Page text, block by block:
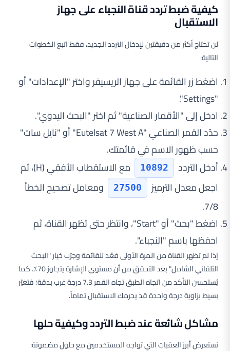
كيفية ضبط تردد قناة النجباء على جهاز
الاستقبال
لن تحتاج أكثر من دقيقتين لإدخال التردد الجديد، فقط اتبع الخطوات
التالية:
اضغط زر القائمة على جهاز الريسيفر واختر "الإعدادات" أو
"Settings".
ادخل إلى "الأقمار الصناعية" ثم اختر "البحث اليدوي".
حدّد القمر الصناعي "Eutelsat 7 West A" أو "نايل سات"
حسب ظهور الاسم في قائمتك.
أدخل التردد
10892
مع الاستقطاب الأفقي (H)، ثم
اجعل معدل الترميز
27500
ومعامل تصحيح الخطأ
7/8.
اضغط "بحث" أو "Start"، وانتظر حتى تظهر القناة، ثم
احفظها باسم "النجباء".
إذا لم تظهر القناة من المرة الأولى فعُد للقائمة وجرّب خيار "البحث
التلقائي الشامل" بعد التحقق من أن مستوى الإشارة يتجاوز 70٪. كما
يُستحسن التأكد من اتجاه الطبق تجاه القمر 7.3 درجة غرب بدقة؛ فتغيّر
بسيط بزاوية درجة واحدة قد يحرمك الاستقبال تماماً.
مشاكل شائعة عند ضبط التردد وكيفية حلها
نستعرض أبرز العقبات التي تواجه المستخدمين مع حلول مضمونة: